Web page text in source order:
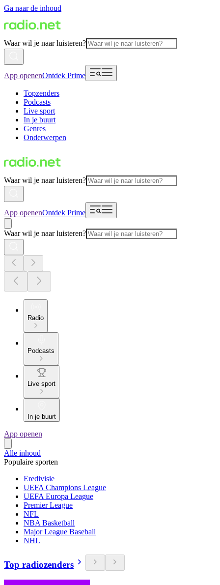
Ga naar de inhoud
Waar wil je naar luisteren?
App openenOntdek Prime
Topzenders
Podcasts
Live sport
In je buurt
Genres
Onderwerpen
Waar wil je naar luisteren?
App openenOntdek Prime
Waar wil je naar luisteren?
Radio
Podcasts
Live sport
In je buurt
App openen
Alle inhoud
Populaire sporten
Eredivisie
UEFA Champions League
UEFA Europa League
Premier League
NFL
NBA Basketball
Major League Baseball
NHL
Top radiozenders